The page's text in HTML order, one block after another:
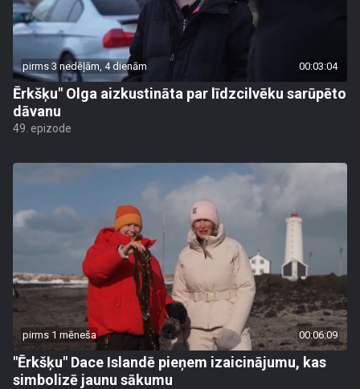
pirms 3 nedēļām, 4 dienām 00:03:04
Ērkšķu" Olga aizkustināta par līdzcilvēku sarūpēto
dāvanu
49. epizode
pirms 1 mēneša 00:06:09
"Ērkšķu" Dace Islandē pieņem izaicinājumu, kas
simbolizē jaunu sākumu